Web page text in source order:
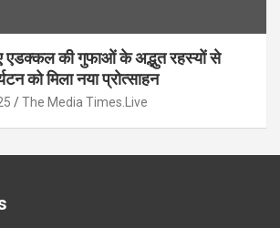
एडक्कल की गुफाओं के अद्भुत रहस्यों से
को मिला नया प्रोत्साहन
The Media Times.Live